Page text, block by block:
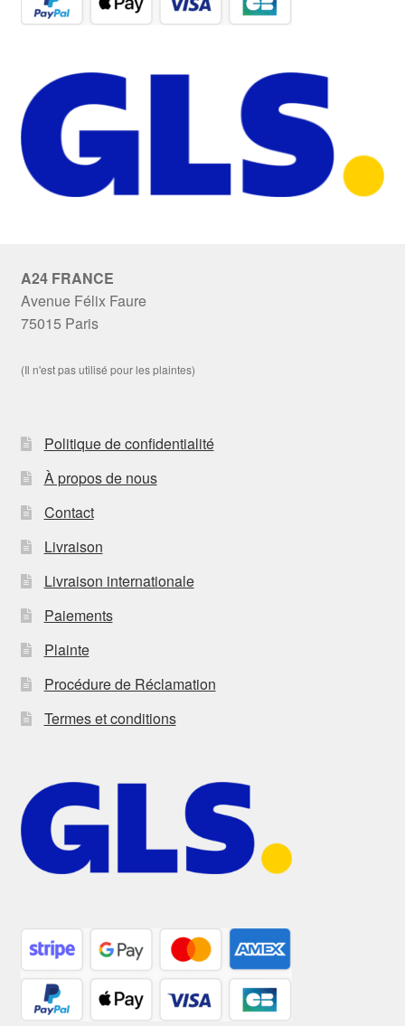
A24 FRANCE
Avenue Félix Faure
75015 Paris
(Il n'est pas utilisé pour les plaintes)
Politique de confidentialité
À propos de nous
Contact
Livraison
Livraison internationale
Paiements
Plainte
Procédure de Réclamation
Termes et conditions